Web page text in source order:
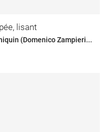
lisant
copie d'après ; Dominiquin (Domenico Zampieri...